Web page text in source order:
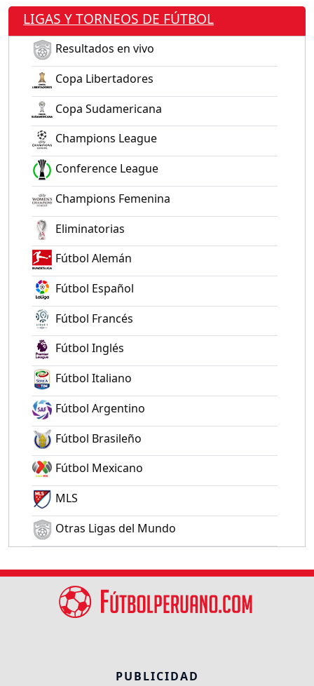
LIGAS Y TORNEOS DE FÚTBOL
Resultados en vivo
Copa Libertadores
Copa Sudamericana
Champions League
Conference League
Champions Femenina
Eliminatorias
Fútbol Alemán
Fútbol Español
Fútbol Francés
Fútbol Inglés
Fútbol Italiano
Fútbol Argentino
Fútbol Brasileño
Fútbol Mexicano
MLS
Otras Ligas del Mundo
PUBLICIDAD